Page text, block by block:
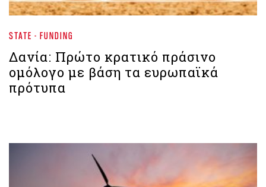
STATE - FUNDING
Δανία: Πρώτο κρατικό πράσινο
ομόλογο με βάση τα ευρωπαϊκά
πρότυπα